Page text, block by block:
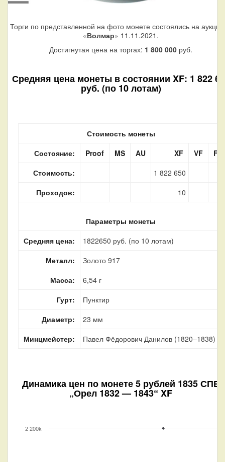
Торги по представленной на фото монете состоялись на
«Волмар» 11.11.2021.
Достигнутая цена на торгах: 1 800 000 руб.
Средняя цена монеты в состоянии XF: 1 822
руб. (по 10 лотам)
Стоимость монеты
Состояние:
Proof MS AU XF VF
F
Стоимость:
1 822 650
Проходов:
10
Параметры монеты
Средняя цена:
1822650 руб. (по 10 лотам)
Металл:
Золото 917
Масса:
6,54 г
Гурт:
Пунктир
Диаметр:
23 мм
Минцмейстер:
Павел Фёдорович Данилов (1820–1838)
Динамика цен по монете5 рублей 1835 СПБ
„Орел 1832 — 1843“ XF
2 200k